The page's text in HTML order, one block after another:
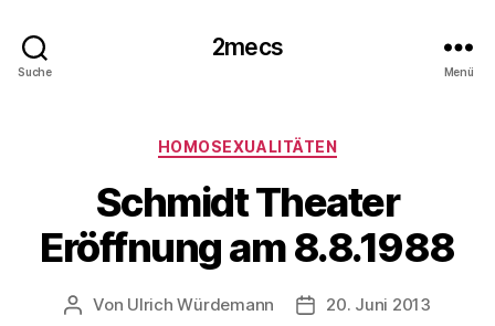
Suche
2mecs
Menü
Kategorien
HOMOSEXUALITÄTEN
Schmidt Theater
Eröffnung am 8.8.1988
Beitragsautor
Von Ulrich Würdemann Beitragsdatum
20. Juni 2013